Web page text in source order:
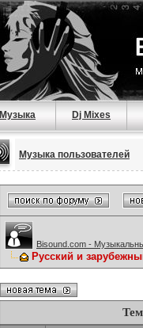
Музыка Dj Mixes
Музыка пользователей
Bisound.com -
Русский и